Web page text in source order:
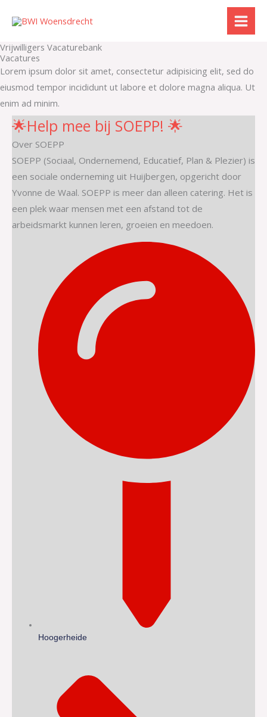
naar
inhoud
Vrijwilligers Vacaturebank
Vacatures
Lorem ipsum dolor sit amet, consectetur adipisicing elit, sed do
eiusmod tempor incididunt ut labore et dolore magna aliqua. Ut
enim ad minim.
🌟Help mee bij SOEPP! 🌟
Over SOEPP
SOEPP (Sociaal, Ondernemend, Educatief, Plan & Plezier) is
een sociale onderneming uit Huijbergen, opgericht door
Yvonne de Waal. SOEPP is meer dan alleen catering. Het is
een plek waar mensen met een afstand tot de
arbeidsmarkt kunnen leren, groeien en meedoen.
Hoogerheide